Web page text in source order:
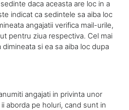
daca aceasta are loc in a
indicat ca sedintele sa aiba loc
angajatii verifica mail-urile,
pentru ziua respectiva. Cel mai
si ea sa aiba loc dupa
angajati in privinta unor
aborda pe holuri, cand sunt in